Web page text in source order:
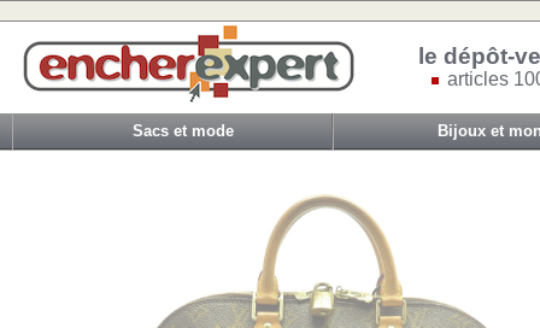
le dépôt-
articles
Sacs et mode Bijoux et